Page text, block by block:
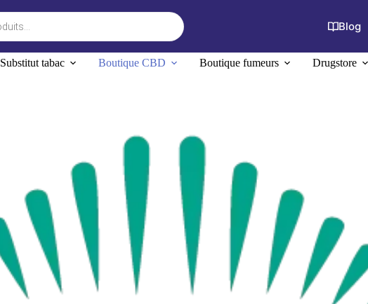
Blog
Substitut tabac Boutique CBD Boutique fumeurs Drugstore